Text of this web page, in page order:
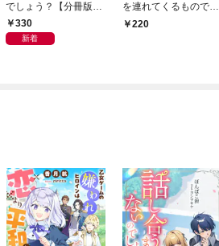
でしょう？【分冊版】
1 330
新着
を連れてくるものです
から… 1
220